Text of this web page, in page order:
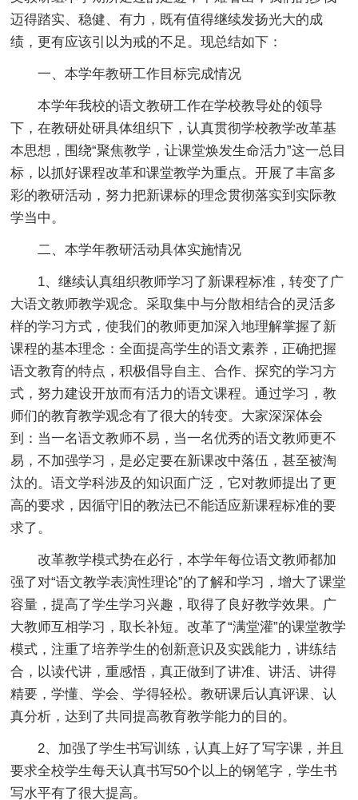
迈得踏实、稳健、有力，既有值得继续发扬光大的成
绩，更有应该引以为戒的不足。现总结如下：
一、本学年教研工作目标完成情况
本学年我校的语文教研工作在学校教导处的领导
下，在教研处研具体组织下，认真贯彻学校教学改革基
本思想，围绕“聚焦教学，让课堂焕发生命活力”这一总目
标，以抓好课程改革和课堂教学为重点。开展了丰富多
彩的教研活动，努力把新课标的理念贯彻落实到实际教
学当中。
二、本学年教研活动具体实施情况
1、继续认真组织教师学习了新课程标准，转变了广
大语文教师教学观念。采取集中与分散相结合的灵活多
样的学习方式，使我们的教师更加深入地理解掌握了新
课程的基本理念：全面提高学生的语文素养，正确把握
语文教育的特点，积极倡导自主、合作、探究的学习方
式，努力建设开放而有活力的语文课程。通过学习，教
师们的教育教学观念有了很大的转变。大家深深体会
到：当一名语文教师不易，当一名优秀的语文教师更不
易，不加强学习，是必定要在新课改中落伍，甚至被淘
汰的。语文学科涉及的知识面广泛，它对教师提出了更
高的要求，因循守旧的教法已不能适应新课程标准的要
求了。
改革教学模式势在必行，本学年每位语文教师都加
强了对“语文教学表演性理论”的了解和学习，增大了课堂
容量，提高了学生学习兴趣，取得了良好教学效果。广
大教师互相学习，取长补短。改革了“满堂灌”的课堂教学
模式，注重了培养学生的创新意识及实践能力，讲练结
合，以读代讲，重感悟，真正做到了讲准、讲活、讲得
精要，学懂、学会、学得轻松。教研课后认真评课、认
真分析，达到了共同提高教育教学能力的目的。
2、加强了学生书写训练，认真上好了写字课，并且
要求全校学生每天认真书写50个以上的钢笔字，学生书
写水平有了很大提高。